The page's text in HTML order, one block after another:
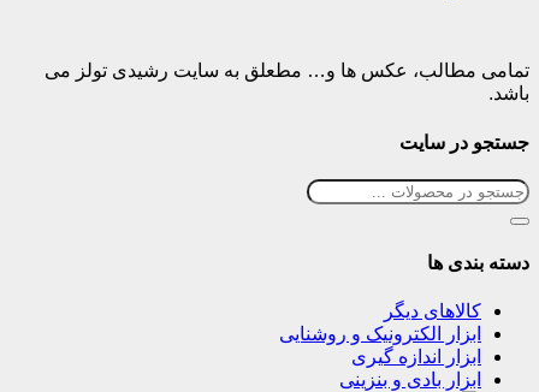
تمامی مطالب، عکس ها و… مطعلق به سایت رشیدی تولز می
باشد.
جستجو در سایت
دسته بندی ها
کالاهای دیگر
ابزار الکترونیک و روشنایی
ابزار اندازه گیری
ابزار بادی و بنزینی